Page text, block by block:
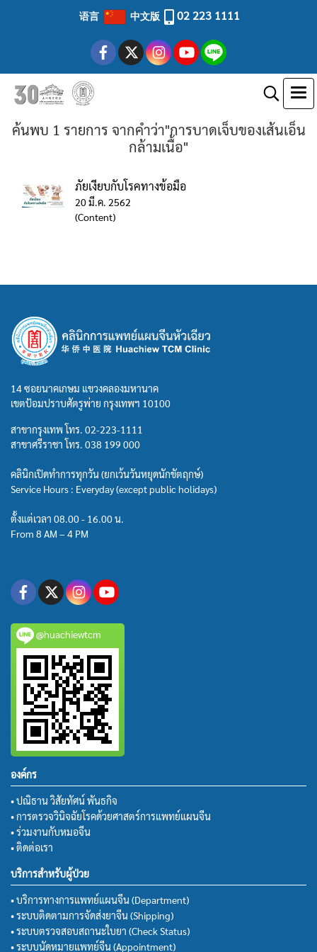
语言 中文版 02 223 1111
ค้นพบ 1 รายการ จากคำว่า"การบาดเจ็บของเส้นเอ็น
กล้ามเนื้อ"
ภัยเงียบกับโรคทางข้อมือ
20 มี.ค. 2562
(Content)
14 ซอยนาคเกษม แขวงคลองมหานาค
เขตป้อมปราบศัตรูพ่าย กรุงเทพฯ 10100
สาขากรุงเทพ โทร. 02-223-1111
สาขาศรีราชา โทร. 038 199 000
คลินิกเปิดทำการทุกวัน (ยกเว้นวันหยุดนักขัตฤกษ์)
Service Hours : Everyday (except public holidays)
ตั้งแต่เวลา 08.00 - 16.00 น.
From 8 AM – 4 PM
@huachiewtcm
องค์กร
• ปณิธาน วิสัยทัศน์ พันธกิจ
• การตรวจวินิจฉัยโรคด้วยศาสตร์การแพทย์แผนจีน
• ร่วมงานกับหมอจีน
• ติดต่อเรา
บริการสำหรับผู้ป่วย
• บริการทางการแพทย์แผนจีน (Department)
• ระบบติดตามการจัดส่งยาจีน (Shipping)
• ระบบตรวจสอบสถานะใบยา (Check Status)
• ระบบนัดหมายแพทย์จีน (Appointment)